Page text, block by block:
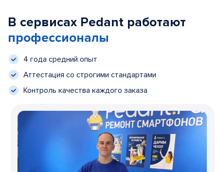
В сервисах Pedant работают
профессионалы
4 года средний опыт
Аттестация со строгими стандартами
Контроль качества каждого заказа